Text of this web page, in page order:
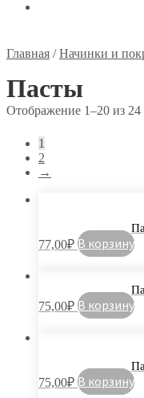
Главная /Начинки и
Пасты
Отображение 1–20 из 24
1
2
→
77,00₽ В корзину
75,00₽ В корзину
75,00₽ В корзину